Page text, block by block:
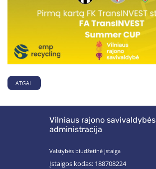
ATGAL
Vilniaus rajono savivaldybės
administracija
Valstybės biudžetinė įstaiga
Įstaigos kodas: 188708224